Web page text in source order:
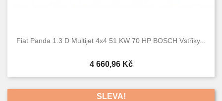
Fiat Panda 1.3 D Multijet 4x4 51 KW 70 HP BOSCH Vstřiky...
Cena
4 660,96 Kč
SLEVA!